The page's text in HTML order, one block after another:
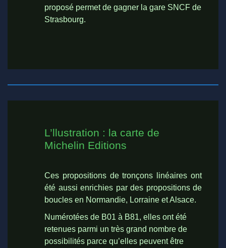
proposé permet de gagner la gare SNCF de
Strasbourg.
L’llustration : la carte de
Michelin Editions
Ces propositions de tronçons linéaires ont
été aussi enrichies par des propositions de
boucles en Normandie, Lorraine et Alsace.
Numérotées de B01 à B81, elles ont été
retenues parmi un très grand nombre de
possibilités parce qu’elles peuvent être